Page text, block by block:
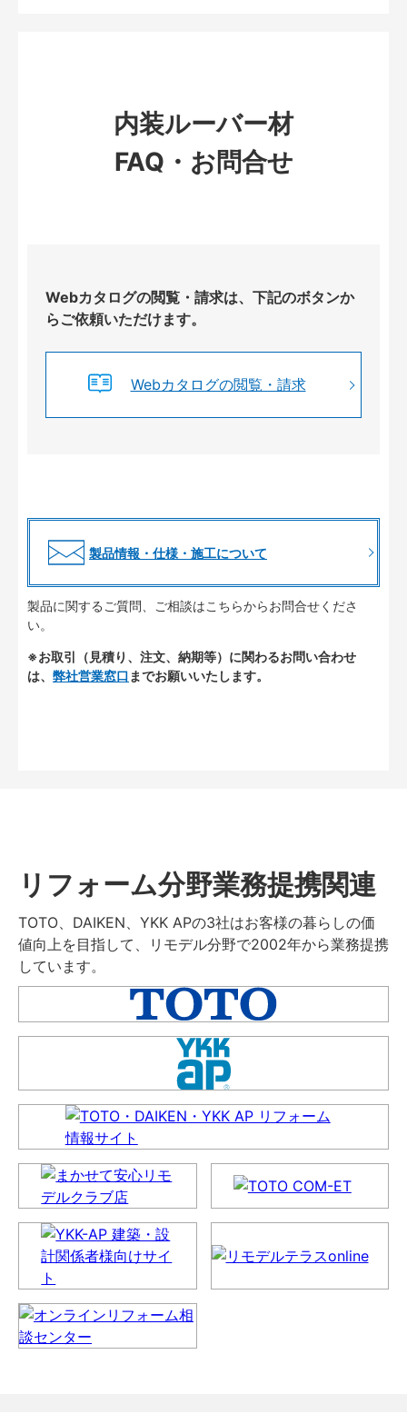
内装ルーバー材
FAQ・お問合せ
Webカタログの閲覧・請求は、下記のボタンか
らご依頼いただけます。
Webカタログの閲覧・請求
製品情報・仕様・施工について
製品に関するご質問、ご相談はこちらからお問合せくださ
い。
※お取引（見積り、注文、納期等）に関わるお問い合わせ
は、 弊社営業窓口 までお願いいたします。
リフォーム分野業務提携関連
TOTO、DAIKEN、YKK APの3社はお客様の暮らしの価
値向上を目指して、リモデル分野で2002年から業務提携
しています。